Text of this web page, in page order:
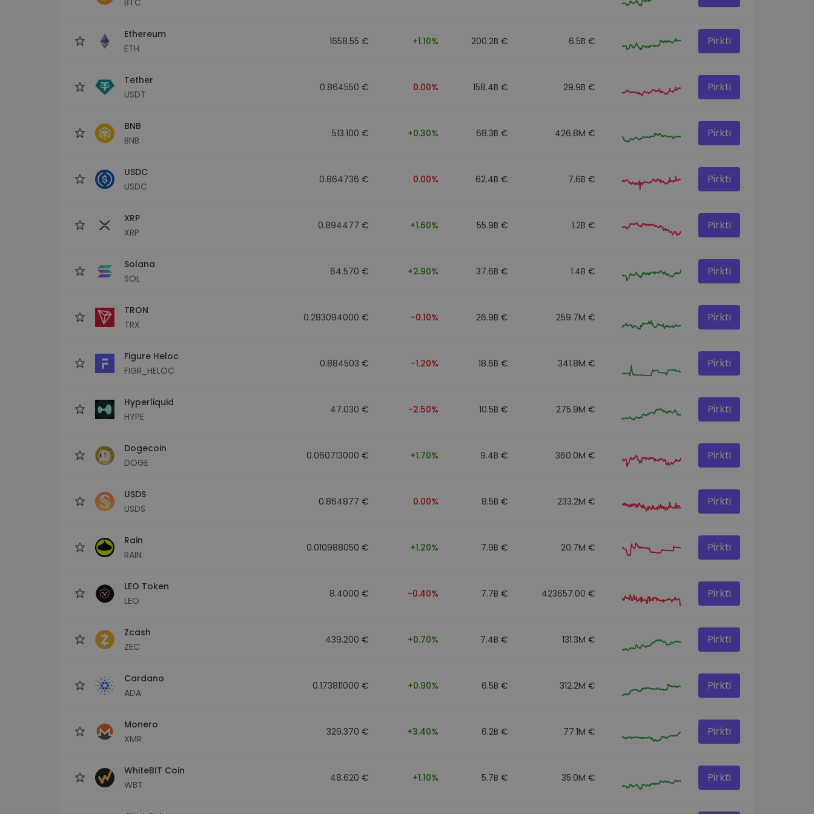
Ethereum
ETH
1658.55 € +1.10% 200.2B € 6.5B € Pirkti
Tether
USDT
0.864550 € 0.00% 158.4B € 29.9B € Pirkti
BNB
BNB
513.100 € +0.30% 68.3B € 426.8M € Pirkti
USDC
USDC
0.864736 € 0.00% 62.4B € 7.6B € Pirkti
XRP
XRP
0.894477 € +1.60% 55.9B € 1.2B € Pirkti
Solana
SOL
64.570 € +2.90% 37.6B € 1.4B € Pirkti
TRON
TRX
0.283094000 € -0.10% 26.9B € 259.7M € Pirkti
Figure Heloc
FIGR_HELOC
0.884503 € -1.20% 18.6B € 341.8M € Pirkti
Hyperliquid
HYPE
47.030 € -2.50% 10.5B € 275.9M € Pirkti
Dogecoin
DOGE
0.060713000 € +1.70% 9.4B € 360.0M € Pirkti
USDS
USDS
0.864877 € 0.00% 8.5B € 233.2M € Pirkti
Rain
RAIN
0.010988050 € +1.20% 7.9B € 20.7M € Pirkti
LEO Token
LEO
8.4000 € -0.40% 7.7B € 423657.00 € Pirkti
Zcash
ZEC
439.200 € +0.70% 7.4B € 131.3M € Pirkti
Cardano
ADA
0.173811000 € +0.90% 6.5B € 312.2M € Pirkti
Monero
XMR
329.370 € +3.40% 6.2B € 77.1M € Pirkti
WhiteBIT Coin
WBT
48.620 € +1.10% 5.7B € 35.0M € Pirkti